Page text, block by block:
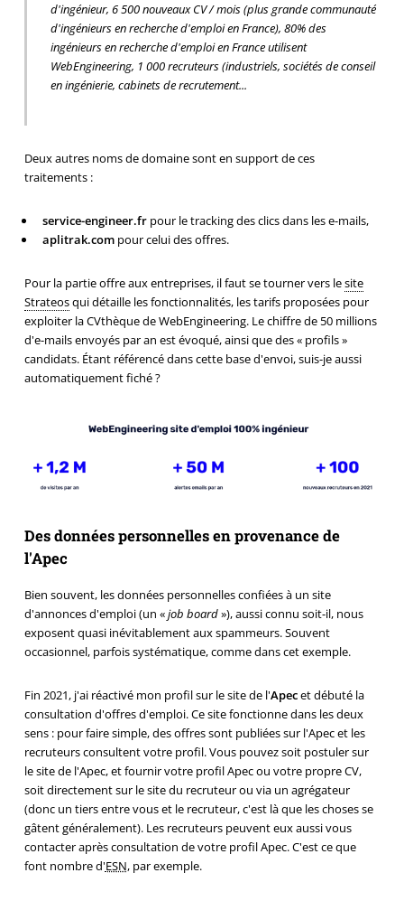
d'ingénieur, 6 500 nouveaux CV / mois (plus grande communauté
d'ingénieurs en recherche d'emploi en France), 80% des
ingénieurs en recherche d'emploi en France utilisent
WebEngineering, 1 000 recruteurs (industriels, sociétés de conseil
en ingénierie, cabinets de recrutement...
Deux autres noms de domaine sont en support de ces
traitements :
service-engineer.frpour le tracking des clics dans les e-mails,
aplitrak.compour celui des offres.
Pour la partie offre aux entreprises, il faut se tourner vers lesite
Strateosqui détaille les fonctionnalités, les tarifs proposées pour
exploiter la CVthèque de WebEngineering. Le chiffre de 50 millions
d'e-mails envoyés par an est évoqué, ainsi que des « profils »
candidats. Étant référencé dans cette base d'envoi, suis-je aussi
automatiquement fiché ?
Des données personnelles en provenance de
l'Apec
Bien souvent, les données personnelles confiées à un site
d'annonces d'emploi (un «job board»), aussi connu soit-il, nous
exposent quasi inévitablement aux spammeurs. Souvent
occasionnel, parfois systématique, comme dans cet exemple.
Fin 2021, j'ai réactivé mon profil sur le site de l'Apecet débuté la
consultation d'offres d'emploi. Ce site fonctionne dans les deux
sens : pour faire simple, des offres sont publiées sur l'Apec et les
recruteurs consultent votre profil. Vous pouvez soit postuler sur
le site de l'Apec, et fournir votre profil Apec ou votre propre CV,
soit directement sur le site du recruteur ou via un agrégateur
(donc un tiers entre vous et le recruteur, c'est là que les choses se
gâtent généralement). Les recruteurs peuvent eux aussi vous
contacter après consultation de votre profil Apec. C'est ce que
font nombre d'ESN, par exemple.